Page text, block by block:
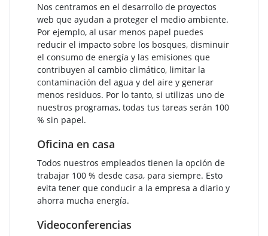
Nos centramos en el desarrollo de proyectos
web que ayudan a proteger el medio ambiente.
Por ejemplo, al usar menos papel puedes
reducir el impacto sobre los bosques, disminuir
el consumo de energía y las emisiones que
contribuyen al cambio climático, limitar la
contaminación del agua y del aire y generar
menos residuos. Por lo tanto, si utilizas uno de
nuestros programas, todas tus tareas serán 100
% sin papel.
Oficina en casa
Todos nuestros empleados tienen la opción de
trabajar 100 % desde casa, para siempre. Esto
evita tener que conducir a la empresa a diario y
ahorra mucha energía.
Videoconferencias